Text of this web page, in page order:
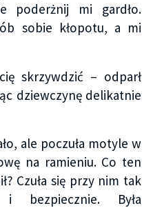
poderżnij mi gardło.
sobie kłopotu, a mi
skrzywdzić – odparł
dziewczynę delikatnie
ale poczuła motyle w
na ramieniu. Co ten
Czuła się przy nim tak
i bezpiecznie. Była